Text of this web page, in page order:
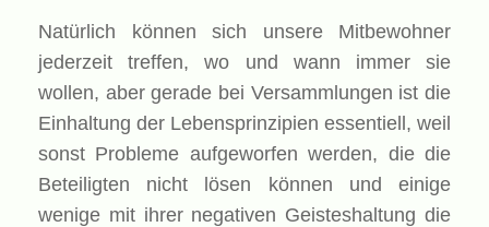
Natürlich können sich unsere Mitbewohner
jederzeit treffen, wo und wann immer sie
wollen, aber gerade bei Versammlungen ist die
Einhaltung der Lebensprinzipien essentiell, weil
sonst Probleme aufgeworfen werden, die die
Beteiligten nicht lösen können und einige
wenige mit ihrer negativen Geisteshaltung die